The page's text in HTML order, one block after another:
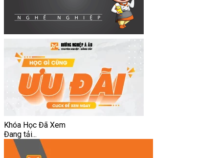
Khóa Học Đã Xem
Đang tải...